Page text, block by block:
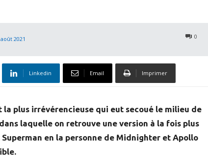
0
2021
Linkedin Email Imprimer
plus irrévérencieuse qui eut secoué le milieu de
laquelle on retrouve une version à la fois plus
en la personne de Midnighter et Apollo